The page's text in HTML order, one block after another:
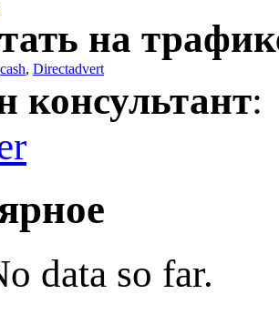
на
, Directadvert
консультант:
data so far.